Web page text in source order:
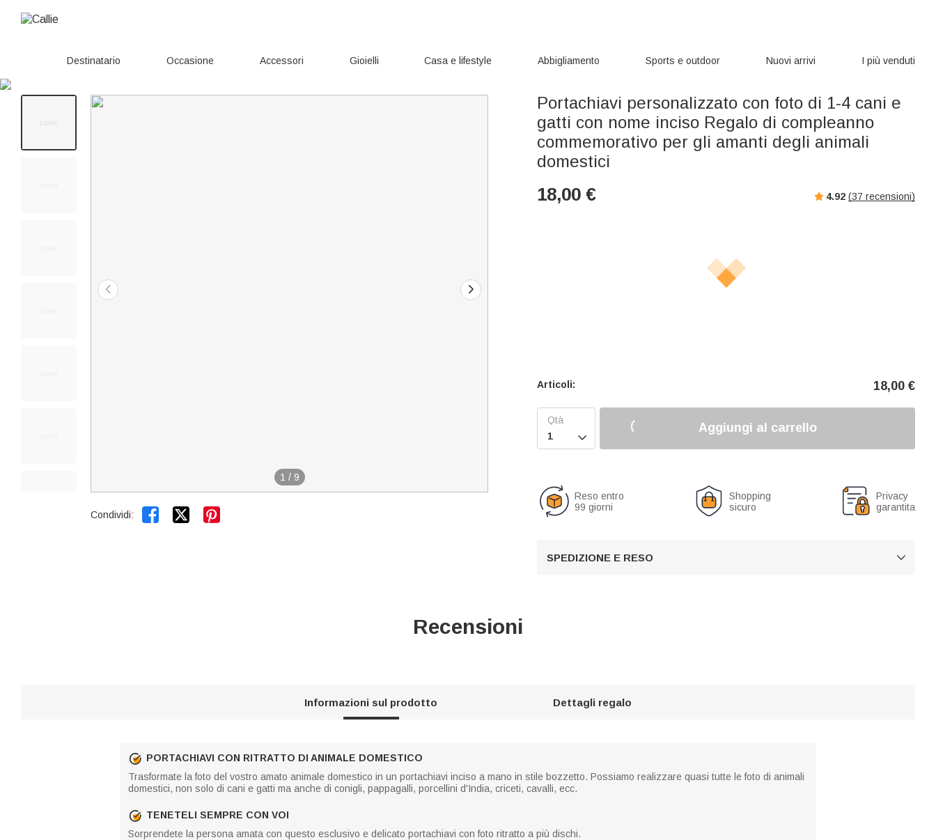
Destinatario Occasione Accessori Gioielli Casa e lifestyle Abbigliamento Sports e outdoor Nuovi arrivi I più venduti
1 / 9
Condividi:  
Portachiavi personalizzato con foto di 1-4 cani e
gatti con nome inciso Regalo di compleanno
commemorativo per gli amanti degli animali
domestici
18,00 € 4.92 (37 recensioni)
Articoli: 18,00 €

Aggiungi al carrello
Reso entro
99 giorni
Shopping
sicuro
Privacy
garantita
SPEDIZIONE E RESO 
Recensioni
Informazioni sul prodotto Dettagli regalo
PORTACHIAVI CON RITRATTO DI ANIMALE DOMESTICO
Trasformate la foto del vostro amato animale domestico in un portachiavi inciso a mano in stile bozzetto. Possiamo realizzare quasi tutte le foto di animali
domestici, non solo di cani e gatti ma anche di conigli, pappagalli, porcellini d'India, criceti, cavalli, ecc.
TENETELI SEMPRE CON VOI
Sorprendete la persona amata con questo esclusivo e delicato portachiavi con foto ritratto a più dischi.